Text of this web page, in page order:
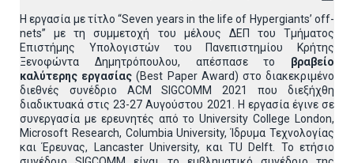
Η εργασία με τίτλο “Seven years in the life of Hypergiants’ off-
nets” με τη συμμετοχή του μέλους ΔΕΠ του Τμήματος
Επιστήμης Υπολογιστών του Πανεπιστημίου Κρήτης
Ξενοφώντα Δημητρόπουλου, απέσπασε το βραβείο
καλύτερης εργασίας (Best Paper Award) στο διακεκριμένο
διεθνές συνέδριο ACM SIGCOMM 2021 που διεξήχθη
διαδικτυακά στις 23-27 Αυγούστου 2021. Η εργασία έγινε σε
συνεργασία με ερευνητές από το University College London,
Microsoft Research, Columbia University, Ίδρυμα Τεχνολογίας
και Έρευνας, Lancaster University, και TU Delft. Το ετήσιο